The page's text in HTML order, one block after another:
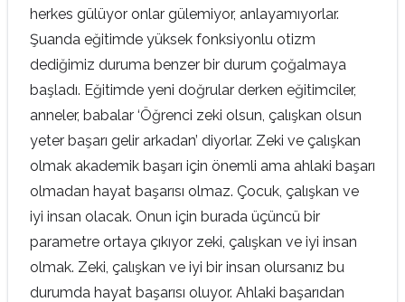
herkes gülüyor onlar gülemiyor, anlayamıyorlar.
Şuanda eğitimde yüksek fonksiyonlu otizm
dediğimiz duruma benzer bir durum çoğalmaya
başladı. Eğitimde yeni doğrular derken eğitimciler,
anneler, babalar ‘Öğrenci zeki olsun, çalışkan olsun
yeter başarı gelir arkadan’ diyorlar. Zeki ve çalışkan
olmak akademik başarı için önemli ama ahlaki başarı
olmadan hayat başarısı olmaz. Çocuk, çalışkan ve
iyi insan olacak. Onun için burada üçüncü bir
parametre ortaya çıkıyor zeki, çalışkan ve iyi insan
olmak. Zeki, çalışkan ve iyi bir insan olursanız bu
durumda hayat başarısı oluyor. Ahlaki başarıdan